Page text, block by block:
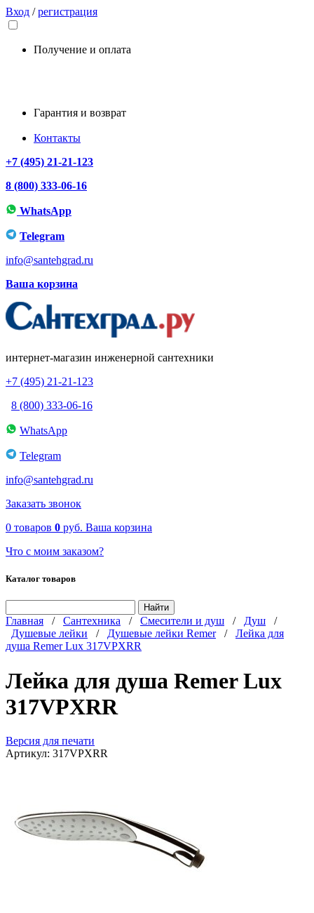
Вход /регистрация
Получение и оплата
Гарантия и возврат
Контакты
+7 (495) 21-21-123
8 (800) 333-06-16
WhatsApp
Telegram
info@santehgrad.ru
Ваша корзина
интернет-магазин инженерной сантехники
+7 (495) 21-21-123
8 (800) 333-06-16
WhatsApp
Telegram
info@santehgrad.ru
Заказать звонок
0 товаров 0 руб. Ваша корзина
Что с моим заказом?
Каталог товаров
Главная / Сантехника / Смесители и душ / Душ /
Душевые лейки / Душевые лейки Remer/ Лейка для
душа Remer Lux 317VPXRR
Лейка для душа Remer Lux
317VPXRR
Версия для печати
Артикул: 317VPXRR